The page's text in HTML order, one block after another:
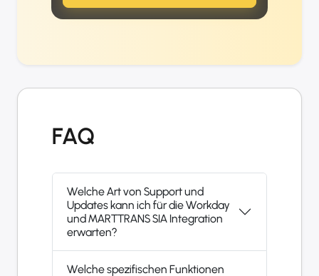
FAQ
Welche Art von Support und
Updates kann ich für die Workday
und MARTTRANS SIA Integration
erwarten?
Welche spezifischen Funktionen